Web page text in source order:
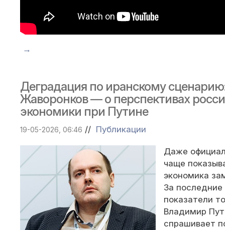
→
Деградация по иранскому
Жаворонков — о перспективах
экономики при Путине
19-05-2026, 06:46 // Публикации
Даже
чаще
экономика
За
показатели
Владимир
спрашивает